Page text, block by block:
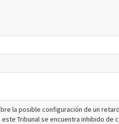
la posible configuración de un
Tribunal se encuentra inhibido